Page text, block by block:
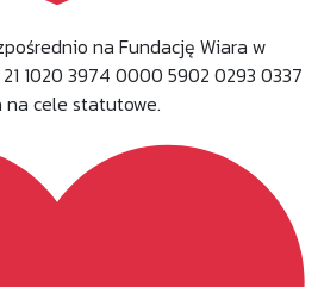
na Fundację Wiara w
1020 3974 0000 5902 0293 0337
na cele statutowe.